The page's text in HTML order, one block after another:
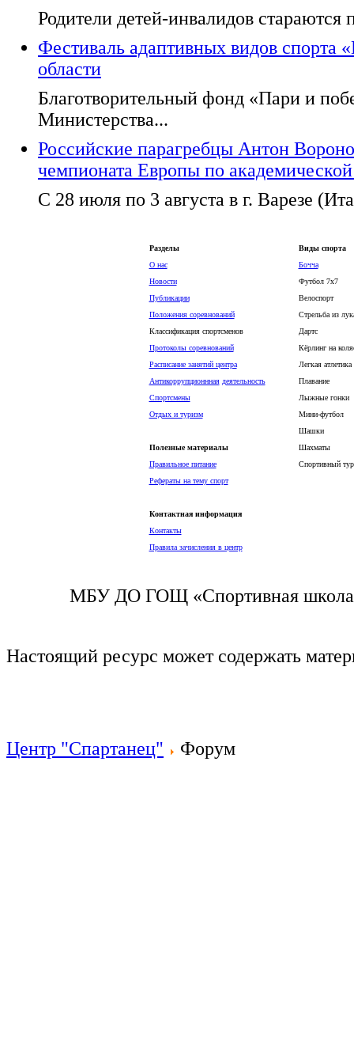
Родители детей-инвалидов
Фестиваль адаптивных видов
области
Благотворительный фонд «Пари и
Министерства...
Российские парагребцы Антон
чемпионата Европы по академической
С 28 июля по 3 августа в г. Варезе
Разделы
О нас
Новости
Публикации
Положения соревнований
Классификация спортсменов
Протоколы соревнований
Расписание занятий центра
Антикоррупционнная деятельность
Спортсмены
Отдых и туризм
Полезные материалы
Правильное питание
Рефераты на тему спорт
Контактная информация
Контакты
Правила зачисления в центр
Виды спорта
Бочча
Футбол 7х7
Велоспорт
Стрельба из
Дартс
Кёрлинг на
Легкая атлетика
Плавание
Лыжные гонки
Мини-футбол
Шашки
Шахматы
Спортивный
МБУ ДО ГОЩ «Спортивная школа
Настоящий ресурс может содержать
Центр "Спартанец" Форум